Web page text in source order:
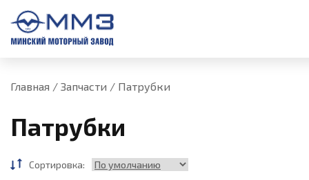
Главная / Запчасти / Патрубки
Патрубки
Сортировка: